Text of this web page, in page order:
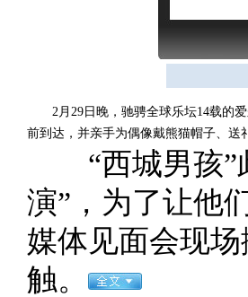
2月29日晚，驰骋全球乐坛14载的爱
前到达，并亲手为偶像戴熊猫帽子、送
“西城男孩”此
演”，为了让他
媒体见面会现
触。